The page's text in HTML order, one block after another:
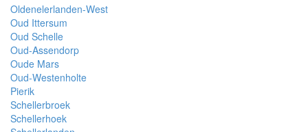
Oldenelerlanden-West
Oud Ittersum
Oud Schelle
Oud-Assendorp
Oude Mars
Oud-Westenholte
Pierik
Schellerbroek
Schellerhoek